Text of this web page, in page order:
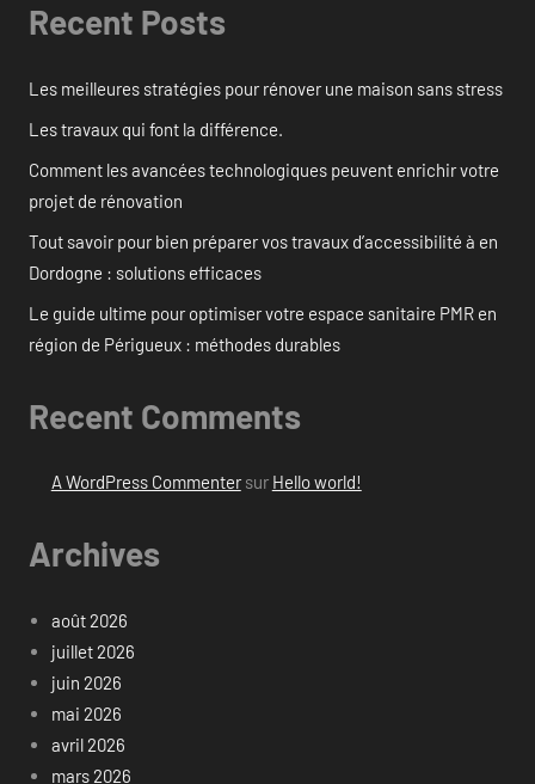
Recent Posts
Les meilleures stratégies pour rénover une maison sans stress
Les travaux qui font la différence.
Comment les avancées technologiques peuvent enrichir votre
projet de rénovation
Tout savoir pour bien préparer vos travaux d’accessibilité à en
Dordogne : solutions efficaces
Le guide ultime pour optimiser votre espace sanitaire PMR en
région de Périgueux : méthodes durables
Recent Comments
A WordPress Commentersur Hello world!
Archives
août 2026
juillet 2026
juin 2026
mai 2026
avril 2026
mars 2026